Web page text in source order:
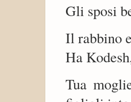
Gli sposi
Il rabbino
Ha
Tua